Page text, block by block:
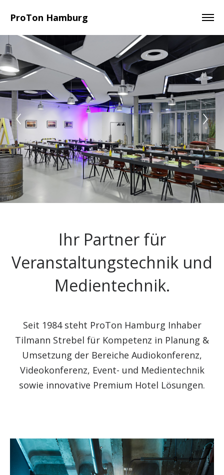
ProTon Hamburg
Ihr Partner für
Veranstaltungstechnik und
Medientechnik.
Seit 1984 steht ProTon Hamburg Inhaber
Tilmann Strebel für Kompetenz in Planung &
Umsetzung der Bereiche Audiokonferenz,
Videokonferenz, Event- und Medientechnik
sowie innovative Premium Hotel Lösungen.